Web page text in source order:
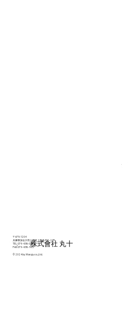
​株式會社 丸十
〒675-1204
兵庫県加古川市八幡町上西条306-235
TEL 079-438-0011
FAX 079-438-1103
© 2024 by Maruju co.,Ltd.